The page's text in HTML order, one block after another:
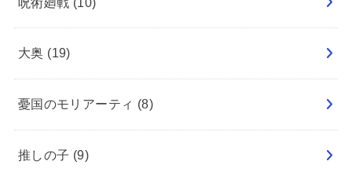
大奥 (19)
憂国のモリアーティ (8)
推しの子 (9)